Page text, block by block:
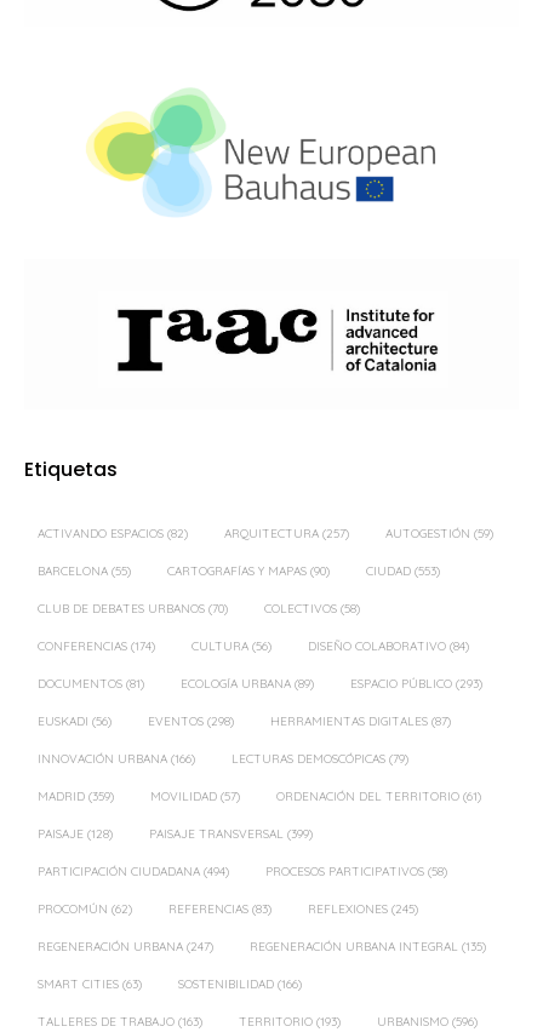
Etiquetas
ACTIVANDO ESPACIOS (82) ARQUITECTURA (257) AUTOGESTIÓN (59)
BARCELONA (55) CARTOGRAFÍAS Y MAPAS (90) CIUDAD (553)
CLUB DE DEBATES URBANOS (70) COLECTIVOS (58)
CONFERENCIAS (174) CULTURA (56) DISEÑO COLABORATIVO (84)
DOCUMENTOS (81) ECOLOGÍA URBANA (89) ESPACIO PÚBLICO (293)
EUSKADI (56) EVENTOS (298) HERRAMIENTAS DIGITALES (87)
INNOVACIÓN URBANA (166) LECTURAS DEMOSCÓPICAS (79)
MADRID (359) MOVILIDAD (57) ORDENACIÓN DEL TERRITORIO (61)
PAISAJE (128) PAISAJE TRANSVERSAL (399)
PARTICIPACIÓN CIUDADANA (494) PROCESOS PARTICIPATIVOS (58)
PROCOMÚN (62) REFERENCIAS (83) REFLEXIONES (245)
REGENERACIÓN URBANA (247) REGENERACIÓN URBANA INTEGRAL (135)
SMART CITIES (63) SOSTENIBILIDAD (166)
TALLERES DE TRABAJO (163) TERRITORIO (193) URBANISMO (596)